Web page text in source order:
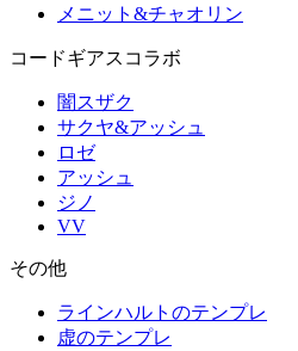
メニット&チャオリン
コードギアスコラボ
闇スザク
サクヤ&アッシュ
ロゼ
アッシュ
ジノ
VV
その他
ラインハルトのテンプレ
虚のテンプレ